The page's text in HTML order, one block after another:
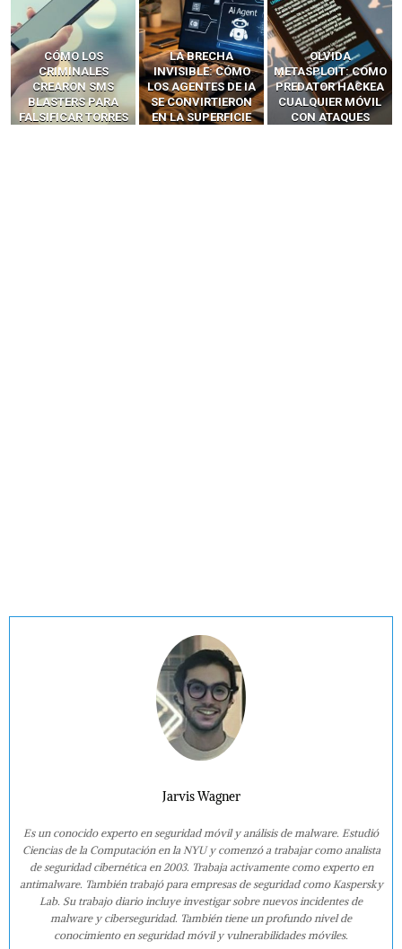
LA BRECHA
INVISIBLE: CÓMO
LOS AGENTES DE IA
SE CONVIRTIERON
EN LA SUPERFICIE
OLVIDA
METASPLOIT: CÓMO
PREDATOR HACKEA
CUALQUIER MÓVIL
CON ATAQUES
CÓMO LOS HACKERS
INTERCEPTAN OTPS
Y LLAMADAS
MÓVILES SIN
‘HACKEAR’ — EL
Jarvis Wagner
Es un conocido experto en seguridad móvil y análisis de malware. Estudió
Ciencias de la Computación en la NYU y comenzó a trabajar como analista
de seguridad cibernética en 2003. Trabaja activamente como experto en
antimalware. También trabajó para empresas de seguridad como Kaspersky
Lab. Su trabajo diario incluye investigar sobre nuevos incidentes de
malware y ciberseguridad. También tiene un profundo nivel de
conocimiento en seguridad móvil y vulnerabilidades móviles.